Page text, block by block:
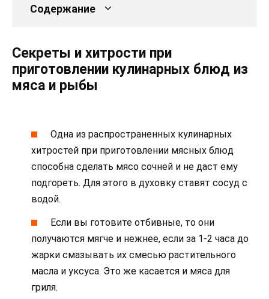
Содержание
Секреты и хитрости при
приготовлении кулинарных блюд из
мяса и рыбы
Одна из распространенных кулинарных
хитростей при приготовлении мясных блюд
способна сделать мясо сочней и не даст ему
подгореть. Для этого в духовку ставят сосуд с
водой.
Если вы готовите отбивные, то они
получаются мягче и нежнее, если за 1-2 часа до
жарки смазывать их смесью растительного
масла и уксуса. Это же касается и мяса для
гриля.